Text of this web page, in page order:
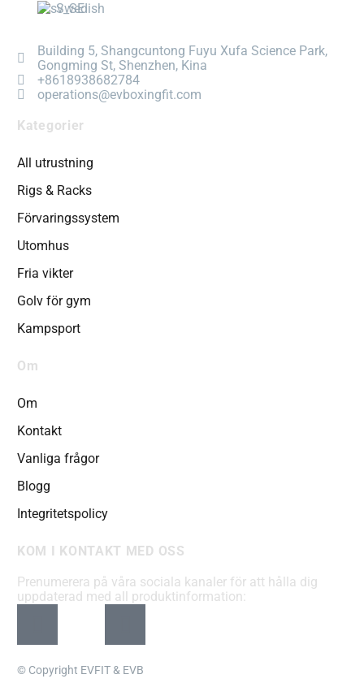
Swedish
Building 5, Shangcuntong Fuyu Xufa Science Park,
Gongming St, Shenzhen, Kina
+8618938682784
operations@evboxingfit.com
Kategorier
All utrustning
Rigs & Racks
Förvaringssystem
Utomhus
Fria vikter
Golv för gym
Kampsport
Om
Om
Kontakt
Vanliga frågor
Blogg
Integritetspolicy
KOM I KONTAKT MED OSS
Prenumerera på våra sociala kanaler för att hålla dig
uppdaterad med all produktinformation:
© Copyright EVFIT & EVB